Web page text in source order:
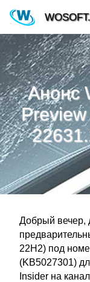
Анонс
Добрый вечер,
22H2) под
(KB5027301)
Insider на
Новости»
Тренд
Рубрики»
Правила